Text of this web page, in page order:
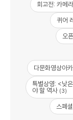
회고전: 카메
퀴어
오
다문화영상아
특별상영: <낮
야 할 역사 (3)
스페